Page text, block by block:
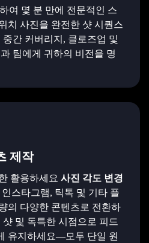
여 몇 분 만에 전문적인 스
치 사진을 완전한 샷 시퀀스
간 커버리지, 클로즈업 및
팀에게 귀하의 비전을 명
제작
활용하세요 사진 각도 변경
스타그램, 틱톡 및 기타 플
의 다양한 콘텐츠로 전환하
및 독특한 시점으로 피드
유지하세요—모두 단일 원